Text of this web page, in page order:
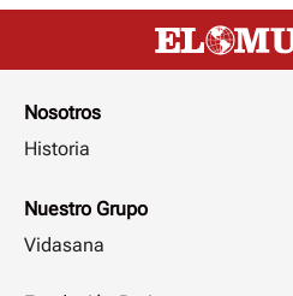
Nosotros
Historia
Nuestro Grupo
Vidasana